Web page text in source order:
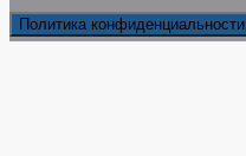
Политика конфиденциальности